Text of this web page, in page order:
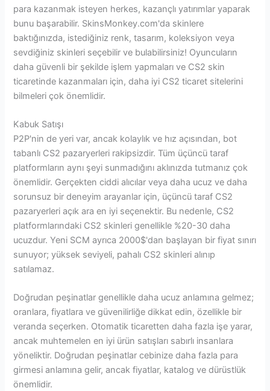
para kazanmak isteyen herkes, kazançlı yatırımlar yaparak
bunu başarabilir. SkinsMonkey.com'da skinlere
baktığınızda, istediğiniz renk, tasarım, koleksiyon veya
sevdiğiniz skinleri seçebilir ve bulabilirsiniz! Oyuncuların
daha güvenli bir şekilde işlem yapmaları ve CS2 skin
ticaretinde kazanmaları için, daha iyi CS2 ticaret sitelerini
bilmeleri çok önemlidir.
Kabuk Satışı
P2P'nin de yeri var, ancak kolaylık ve hız açısından, bot
tabanlı CS2 pazaryerleri rakipsizdir. Tüm üçüncü taraf
platformların aynı şeyi sunmadığını aklınızda tutmanız çok
önemlidir. Gerçekten ciddi alıcılar veya daha ucuz ve daha
sorunsuz bir deneyim arayanlar için, üçüncü taraf CS2
pazaryerleri açık ara en iyi seçenektir. Bu nedenle, CS2
platformlarındaki CS2 skinleri genellikle %20-30 daha
ucuzdur. Yeni SCM ayrıca 2000$'dan başlayan bir fiyat sınırı
sunuyor; yüksek seviyeli, pahalı CS2 skinleri alınıp
satılamaz.
Doğrudan peşinatlar genellikle daha ucuz anlamına gelmez;
oranlara, fiyatlara ve güvenilirliğe dikkat edin, özellikle bir
veranda seçerken. Otomatik ticaretten daha fazla işe yarar,
ancak muhtemelen en iyi ürün satışları sabırlı insanlara
yöneliktir. Doğrudan peşinatlar cebinize daha fazla para
girmesi anlamına gelir, ancak fiyatlar, katalog ve dürüstlük
önemlidir.